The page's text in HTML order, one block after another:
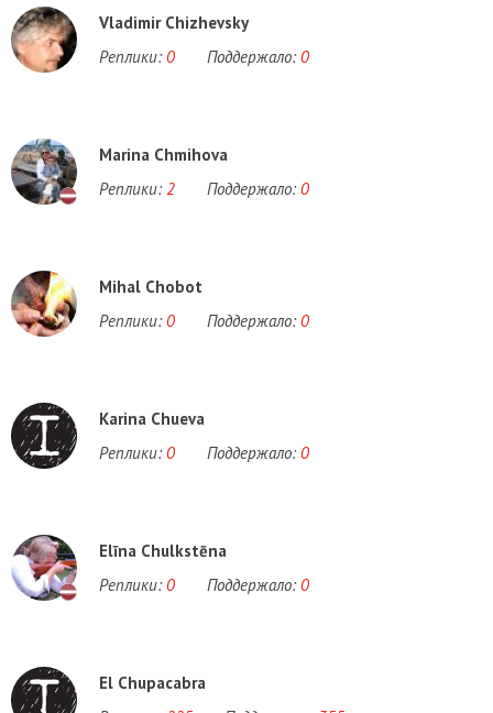
Vladimir Chizhevsky
Реплики: 0 Поддержало: 0
Marina Chmihova
Реплики: 2 Поддержало: 0
Mihal Chobot
Реплики: 0 Поддержало: 0
Karina Chueva
Реплики: 0 Поддержало: 0
Elīna Chulkstēna
Реплики: 0 Поддержало: 0
El Chupacabra